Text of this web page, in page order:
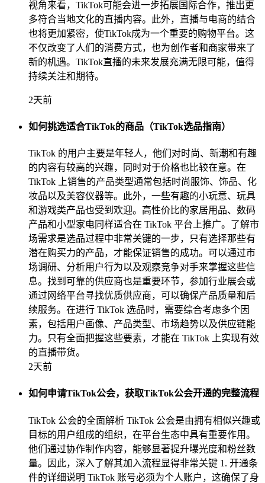
视角来看，TikTok可能会进一步拓展国际合作，推出更
多符合当地文化的直播内容。此外，直播与电商的结合
也将更加紧密，使TikTok成为一个重要的购物平台。这
不仅改变了人们的消费方式，也为创作者和商家带来了
新的机遇。TikTok直播的未来发展充满无限可能，值得
持续关注和期待。
2天前
如何挑选适合TikTok的商品（TikTok选品指南）
TikTok 的用户主要是年轻人，他们对时尚、新潮和有趣
的内容有较高的兴趣，同时对于价格也比较在意。在
TikTok 上销售的产品类型通常包括时尚服饰、饰品、化
妆品以及美容仪器等。此外，一些有趣的小玩意、玩具
和游戏类产品也受到欢迎。高性价比的家居用品、数码
产品和小型家电同样适合在 TikTok 平台上推广。了解市
场需求是选品过程中非常关键的一步，只有选择那些有
潜在购买力的产品，才能保证销售的成功。可以通过市
场调研、分析用户行为以及观察竞争对手来掌握这些信
息。找到可靠的供应商也是重要环节，参加行业展会或
通过网络平台寻找优质供应商，可以确保产品质量和后
续服务。在进行 TikTok 选品时，需要综合考虑多个因
素，包括用户画像、产品类型、市场趋势以及供应链能
力。只有全面把握这些要素，才能在 TikTok 上实现有效
的直播带货。
2天前
如何申请TikTok公会，获取TikTok公会开通的完整流程
TikTok 公会的全面解析 TikTok 公会是由拥有相似兴趣或
目标的用户组成的组织，在平台生态中具有重要作用。
他们通过协作制作内容，能够显著提升曝光度和粉丝数
量。因此，深入了解其加入流程显得非常关键 1. 开通条
件的详细说明 TikTok 账号必须为个人账户，这确保了身